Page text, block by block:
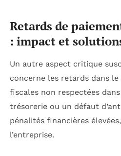
Retards de
: impact et
Un autre aspect critique
concerne les retards dans
fiscales non respectées
trésorerie ou un défaut
pénalités financières
l’entreprise.